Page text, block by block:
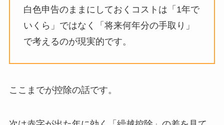
白色申告のままにしておくコストは「1年で
いくら」ではなく「将来何年分の手取り」
で考えるのが現実的です。
ここまでが控除の話です。